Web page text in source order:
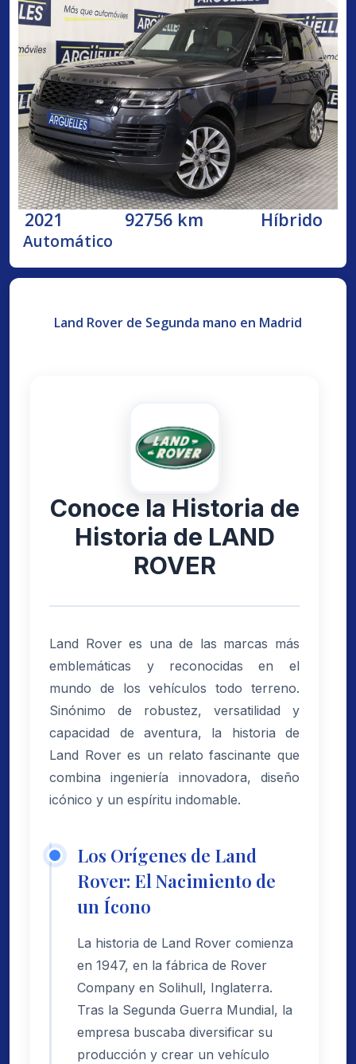
2021 92756 km Híbrido
Automático
Land Rover de Segunda mano en Madrid
Conoce la Historia de
Historia de LAND
ROVER
Land Rover es una de las marcas más
emblemáticas y reconocidas en el
mundo de los vehículos todo terreno.
Sinónimo de robustez, versatilidad y
capacidad de aventura, la historia de
Land Rover es un relato fascinante que
combina ingeniería innovadora, diseño
icónico y un espíritu indomable.
Los Orígenes de Land
Rover: El Nacimiento de
un Ícono
La historia de Land Rover comienza
en 1947, en la fábrica de Rover
Company en Solihull, Inglaterra.
Tras la Segunda Guerra Mundial, la
empresa buscaba diversificar su
producción y crear un vehículo